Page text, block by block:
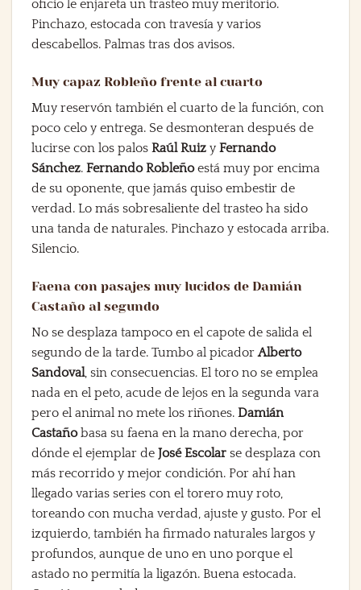
oficio le enjareta un trasteo muy meritorio.
Pinchazo, estocada con travesía y varios
descabellos. Palmas tras dos avisos.
Muy capaz Robleño frente al cuarto
Muy reservón también el cuarto de la función, con
poco celo y entrega. Se desmonteran después de
lucirse con los palos Raúl Ruiz y Fernando
Sánchez. Fernando Robleñoestá muy por encima
de su oponente, que jamás quiso embestir de
verdad. Lo más sobresaliente del trasteo ha sido
una tanda de naturales. Pinchazo y estocada arriba.
Silencio.
Faena con pasajes muy lucidos de Damián
Castaño al segundo
No se desplaza tampoco en el capote de salida el
segundo de la tarde. Tumbo al picadorAlberto
Sandoval, sin consecuencias. El toro no se emplea
nada en el peto, acude de lejos en la segunda vara
pero el animal no mete los riñones. Damián
Castañobasa su faena en la mano derecha, por
dónde el ejemplar de José Escolar se desplaza con
más recorrido y mejor condición. Por ahí han
llegado varias series con el torero muy roto,
toreando con mucha verdad, ajuste y gusto. Por el
izquierdo, también ha firmado naturales largos y
profundos, aunque de uno en uno porque el
astado no permitía la ligazón. Buena estocada.